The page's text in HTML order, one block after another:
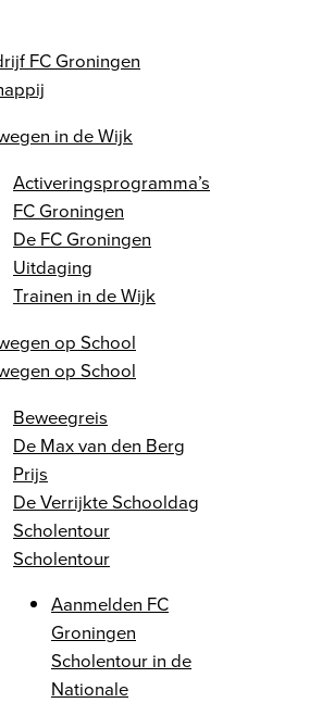
FC Groningen
in de Wijk
Activeringsprogramma’s
FC Groningen
De FC Groningen
Uitdaging
Trainen in de Wijk
op School
op School
Beweegreis
De Max van den Berg
Prijs
De Verrijkte Schooldag
Scholentour
Scholentour
Aanmelden FC
Groningen
Scholentour in de
Nationale